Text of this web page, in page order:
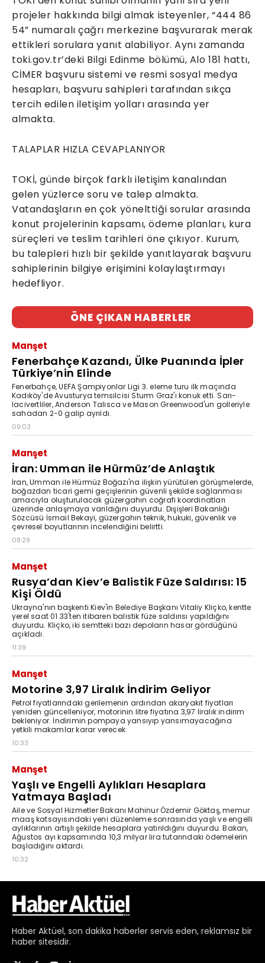
Haber Aktüel, son dakika haberler servis eden, reklamsız bir
haber sitesidir.